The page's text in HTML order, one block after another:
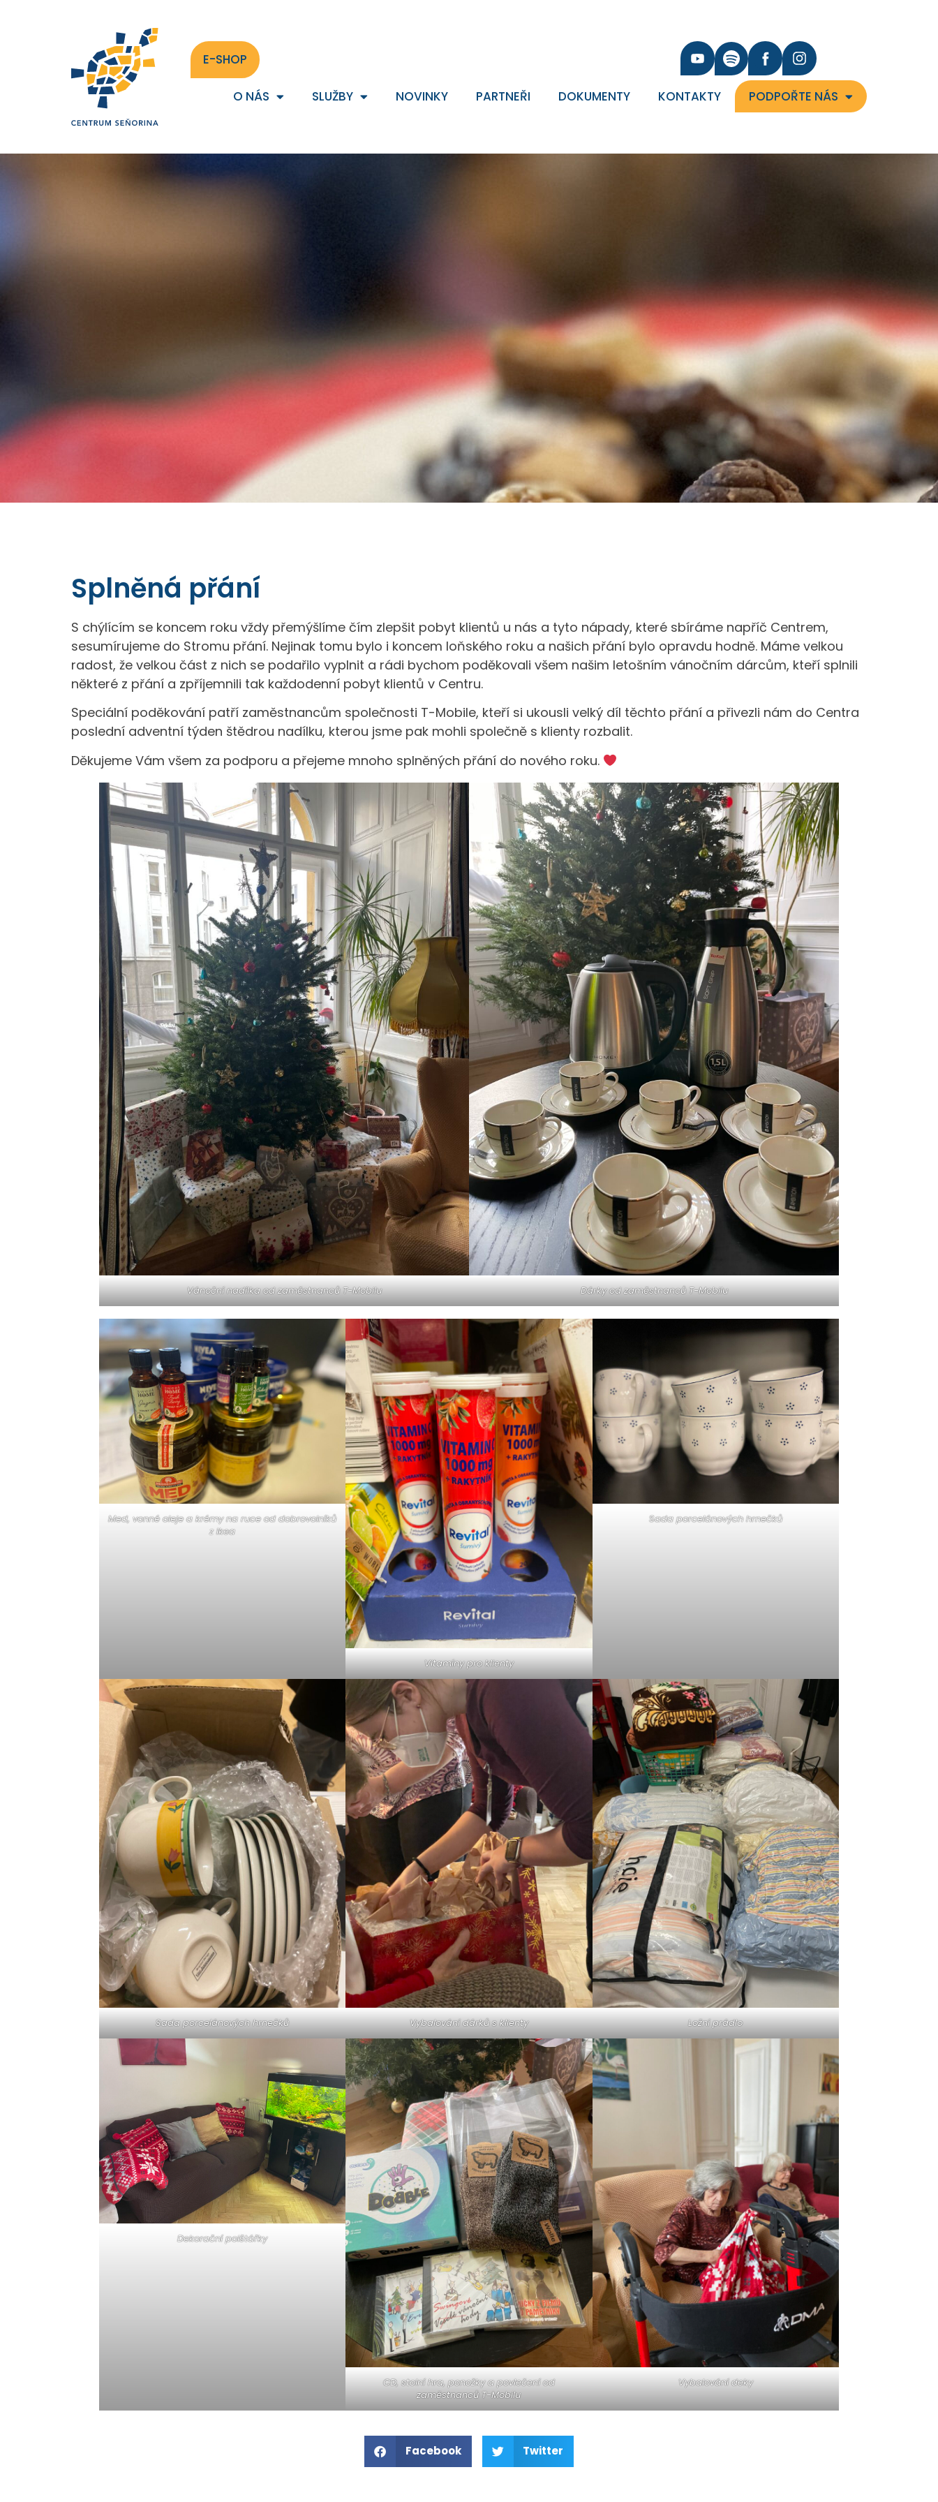
E-SHOP
O NÁS SLUŽBY NOVINKY PARTNEŘI DOKUMENTY KONTAKTY PODPOŘTE NÁS
Splněná přání
S chýlícím se koncem roku vždy přemýšlíme čím zlepšit pobyt klientů u nás a tyto nápady, které sbíráme napříč Centrem,
sesumírujeme do Stromu přání. Nejinak tomu bylo i koncem loňského roku a našich přání bylo opravdu hodně. Máme velkou
radost, že velkou část z nich se podařilo vyplnit a rádi bychom poděkovali všem našim letošním vánočním dárcům, kteří splnili
některé z přání a zpříjemnili tak každodenní pobyt klientů v Centru.
Speciální poděkování patří zaměstnancům společnosti T-Mobile, kteří si ukousli velký díl těchto přání a přivezli nám do Centra
poslední adventní týden štědrou nadílku, kterou jsme pak mohli společně s klienty rozbalit.
Děkujeme Vám všem za podporu a přejeme mnoho splněných přání do nového roku.
Vánoční nadílka od zaměstnanců T-Mobilu Dárky od zaměstnanců T-Mobilu
Med, vonné oleje a krémy na ruce od dobrovolníků
z Ikea
Vitamíny pro klienty
Sada porcelánových hrnečků
Sada porcelánových hrnečků Vybalování dárků s klienty Ložní prádlo
Dekorační polštářky
CD, stolní hra, ponožky a povlečení od
zaměstnanců T-Mobilu
Vybalování deky
Facebook Twitter